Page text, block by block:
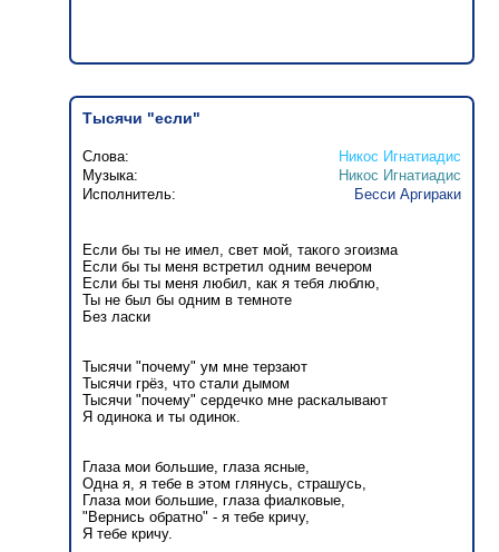
Тысячи "если"
Слова:
Никос Игнатиадис
Музыка:
Никос Игнатиадис
Исполнитель:
Бесси Аргираки
Если бы ты не имел, свет мой, такого эгоизма
Если бы ты меня встретил одним вечером
Если бы ты меня любил, как я тебя люблю,
Ты не был бы одним в темноте
Без ласки
Тысячи "почему" ум мне терзают
Тысячи грёз, что стали дымом
Тысячи "почему" сердечко мне раскалывают
Я одинока и ты одинок.
Глаза мои большие, глаза ясные,
Одна я, я тебе в этом глянусь, страшусь,
Глаза мои большие, глаза фиалковые,
"Вернись обратно" - я тебе кричу,
Я тебе кричу.